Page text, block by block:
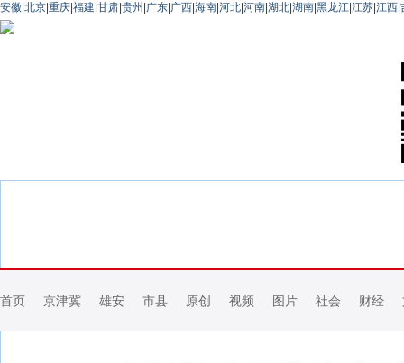
安徽 北京 重庆 福建 甘肃 贵州 广东 广西 海南 河北 河南 湖北 湖南 黑龙江 江苏 江西
首页 京津冀 雄安 市县 原创 视频 图片 社会 财经